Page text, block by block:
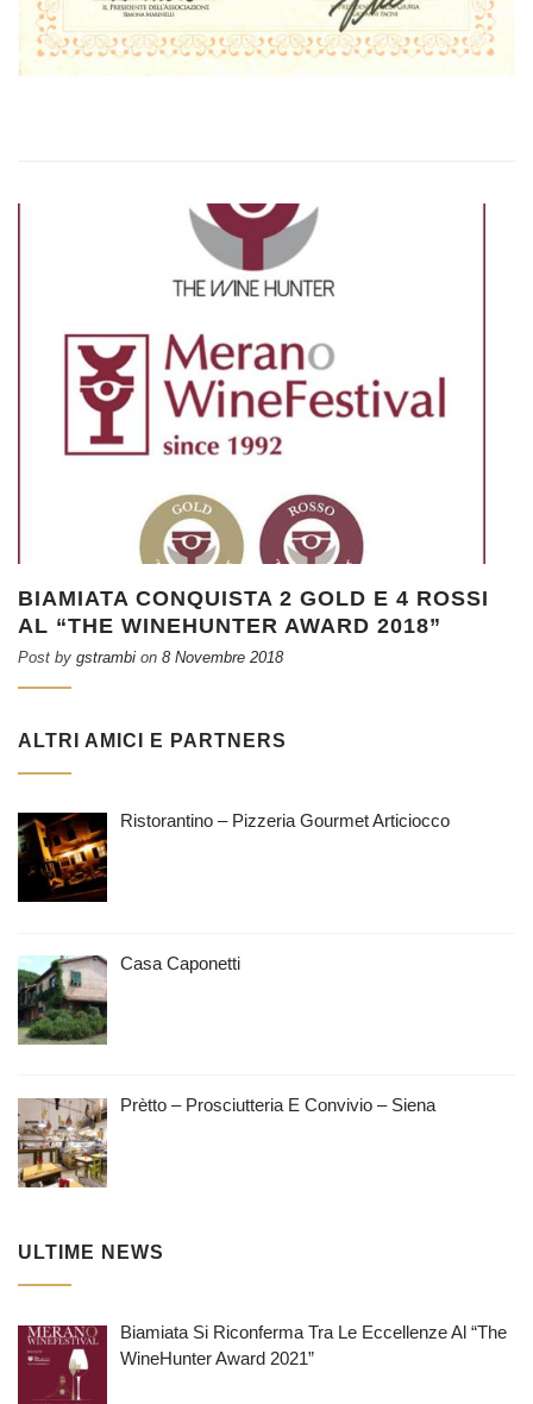
BIAMIATA CONQUISTA 2 GOLD E 4 ROSSI
AL “THE WINEHUNTER AWARD 2018”
Post by gstrambi on 8 Novembre 2018
ALTRI AMICI E PARTNERS
Ristorantino – Pizzeria Gourmet Articiocco
Casa Caponetti
Prètto – Prosciutteria E Convivio – Siena
ULTIME NEWS
Biamiata Si Riconferma Tra Le Eccellenze Al “The
WineHunter Award 2021”